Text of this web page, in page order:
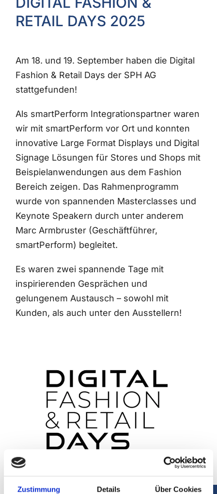
Zustimmung Details Über Cookies
RETAIL DAYS 2025
Am 18. und 19. September haben die Digital
Fashion & Retail Days der SPH AG
stattgefunden!
Als smartPerform Integrationspartner waren
wir mit smartPerform vor Ort und konnten
innovative Large Format Displays und Digital
Signage Lösungen für Stores und Shops mit
Beispielanwendungen aus dem Fashion
Bereich zeigen. Das Rahmenprogramm
wurde von spannenden Masterclasses und
Keynote Speakern durch unter anderem
Marc Armbruster (Geschäftführer,
smartPerform) begleitet.
Es waren zwei spannende Tage mit
inspirierenden Gesprächen und
gelungenem Austausch – sowohl mit
Kunden, als auch unter den Ausstellern!